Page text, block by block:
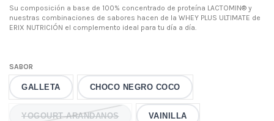
Su composición a base de 100% concentrado de proteína LACTOMIN® y
nuestras combinaciones de sabores hacen de la WHEY PLUS ULTIMATE de
ERIX NUTRICIÓN el complemento ideal para tu día a día.
SABOR
GALLETA CHOCO NEGRO COCO
YOGOURT ARANDANOS VAINILLA